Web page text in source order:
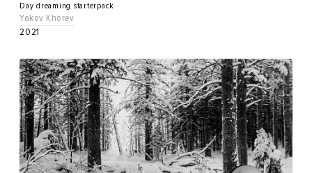
Day dreaming starterpack
Yakov Khorev
2021